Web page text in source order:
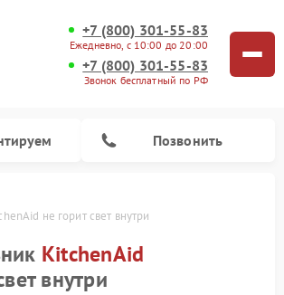
+7 (800) 301-55-83
Ежедневно, с 10:00 до 20:00
+7 (800) 301-55-83
Звонок бесплатный по РФ
Позвонить
не горит свет внутри
KitchenAid
внутри